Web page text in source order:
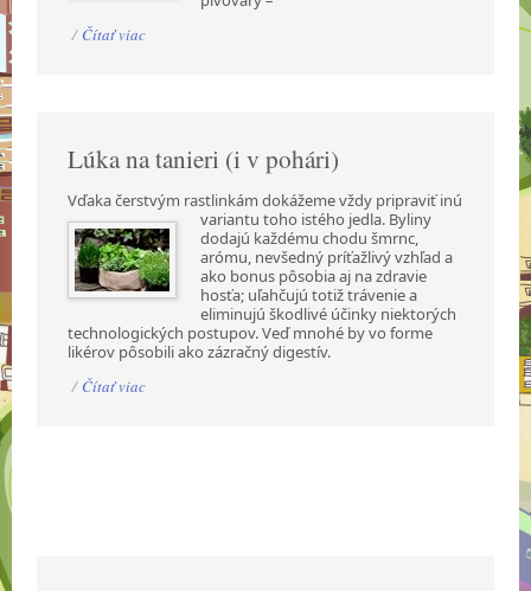
/ Čítať viac
Lúka na tanieri (i v pohári)
Vďaka čerstvým rastlinkám dokážeme vždy pripraviť inú
variantu toho istého jedla. Byliny
dodajú každému chodu šmrnc,
arómu, nevšedný príťažlivý vzhľad a
ako bonus pôsobia aj na zdravie
hosťa; uľahčujú totiž trávenie a
eliminujú škodlivé účinky niektorých
technologických postupov. Veď mnohé by vo forme
likérov pôsobili ako zázračný digestív.
/ Čítať viac